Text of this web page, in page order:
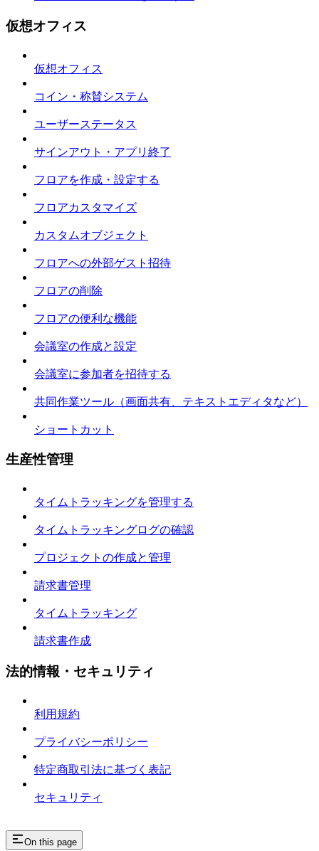
仮想オフィス
仮想オフィス
コイン・称賛システム
ユーザーステータス
サインアウト・アプリ終了
フロアを作成・設定する
フロアカスタマイズ
カスタムオブジェクト
フロアへの外部ゲスト招待
フロアの削除
フロアの便利な機能
会議室の作成と設定
会議室に参加者を招待する
共同作業ツール（画面共有、テキストエディタなど）
ショートカット
生産性管理
タイムトラッキングを管理する
タイムトラッキングログの確認
プロジェクトの作成と管理
請求書管理
タイムトラッキング
請求書作成
法的情報・セキュリティ
利用規約
プライバシーポリシー
特定商取引法に基づく表記
セキュリティ
On this page